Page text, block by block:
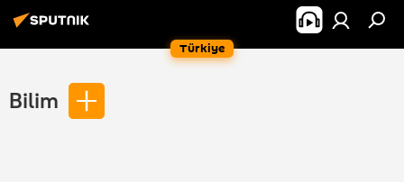
Türkiye
Bilim